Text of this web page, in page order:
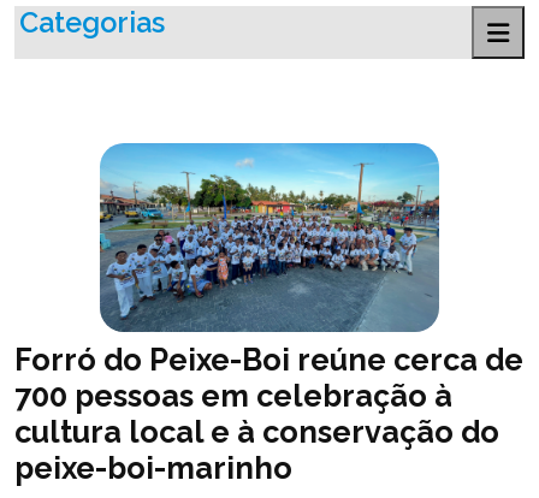
Categorias
Forró do Peixe-Boi reúne cerca de
700 pessoas em celebração à
cultura local e à conservação do
peixe-boi-marinho